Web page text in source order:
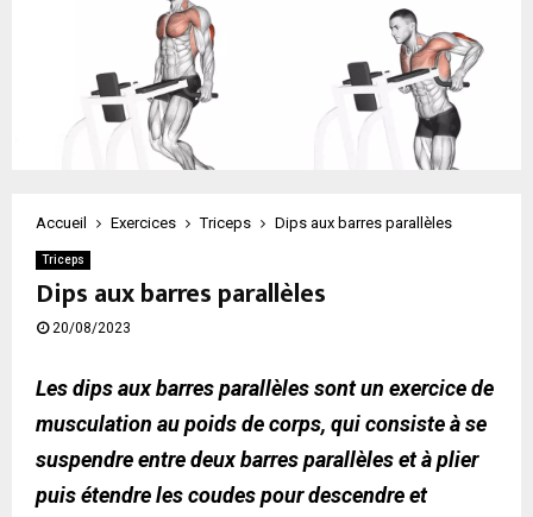
Accueil Exercices Triceps Dips aux barres parallèles
Triceps
Dips aux barres parallèles
20/08/2023
Les dips aux barres parallèles sont un exercice de
musculation au poids de corps, qui consiste à se
suspendre entre deux barres parallèles et à plier
puis étendre les coudes pour descendre et